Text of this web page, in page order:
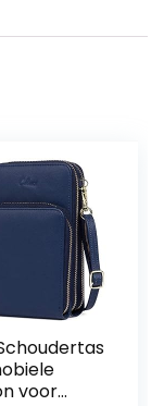
voor